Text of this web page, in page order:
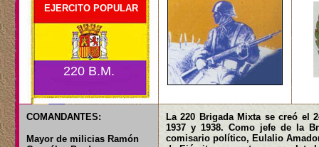
EJERCITO POPULAR
220 B.M.
COMANDANTES:
Mayor de milicias Ramón
La 220 Brigada Mixta se creó el
1937 y 1938. Como jefe de la
comisario político, Eulalio